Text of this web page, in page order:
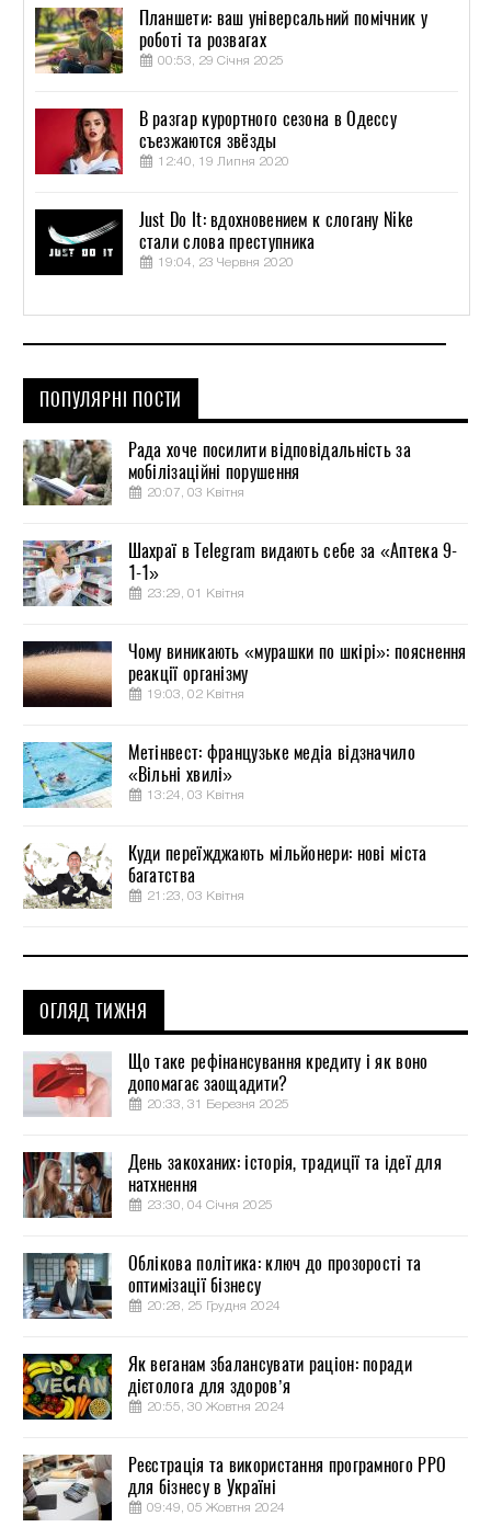
Планшети: ваш універсальний помічник у
роботі та розвагах
00:53, 29 Січня 2025
В разгар курортного сезона в Одессу
съезжаются звёзды
12:40, 19 Липня 2020
Just Do It: вдохновением к слогану Nike
стали слова преступника
19:04, 23 Червня 2020
ПОПУЛЯРНІ ПОСТИ
Рада хоче посилити відповідальність за
мобілізаційні порушення
20:07, 03 Квітня
Шахраї в Telegram видають себе за «Аптека 9-
1-1»
23:29, 01 Квітня
Чому виникають «мурашки по шкірі»: пояснення
реакції організму
19:03, 02 Квітня
Метінвест: французьке медіа відзначило
«Вільні хвилі»
13:24, 03 Квітня
Куди переїжджають мільйонери: нові міста
багатства
21:23, 03 Квітня
ОГЛЯД ТИЖНЯ
Що таке рефінансування кредиту і як воно
допомагає заощадити?
20:33, 31 Березня 2025
День закоханих: історія, традиції та ідеї для
натхнення
23:30, 04 Січня 2025
Облікова політика: ключ до прозорості та
оптимізації бізнесу
20:28, 25 Грудня 2024
Як веганам збалансувати раціон: поради
дієтолога для здоров’я
20:55, 30 Жовтня 2024
Реєстрація та використання програмного РРО
для бізнесу в Україні
09:49, 05 Жовтня 2024